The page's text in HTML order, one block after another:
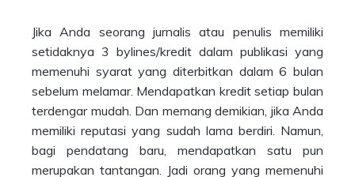
Jika Anda seorang jurnalis atau penulis memiliki
setidaknya 3 bylines/kredit dalam publikasi yang
memenuhi syarat yang diterbitkan dalam 6 bulan
sebelum melamar. Mendapatkan kredit setiap bulan
terdengar mudah. Dan memang demikian, jika Anda
memiliki reputasi yang sudah lama berdiri. Namun,
bagi pendatang baru, mendapatkan satu pun
merupakan tantangan. Jadi orang yang memenuhi